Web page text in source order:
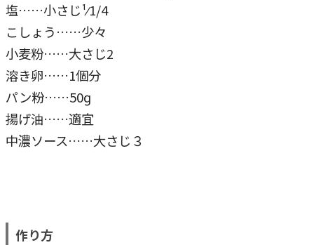
塩……小さじ¹⁄1/4
こしょう……少々
小麦粉……大さじ2
溶き卵……1個分
パン粉……50ɡ
揚げ油……適宜
中濃ソース……大さじ３
作り方